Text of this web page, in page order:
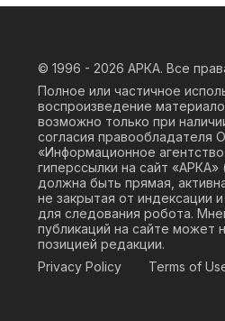
© 1996 - 2026 АРКА. Все
Полное или частичное
воспроизведение
возможно только при
согласия правообладателя
«Информационное
гиперссылки на сайт «АРКА»
должна быть прямая,
не закрытая от индексации
для следования робота.
публикаций на сайте может
позицией редакции.
Privacy Policy
Terms of